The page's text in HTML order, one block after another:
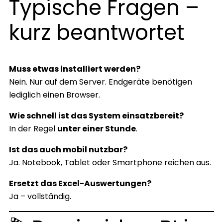
Typische Fragen –
kurz beantwortet
Muss etwas installiert werden?
Nein. Nur auf dem Server. Endgeräte benötigen
lediglich einen Browser.
Wie schnell ist das System einsatzbereit?
In der Regel unter einer Stunde.
Ist das auch mobil nutzbar?
Ja. Notebook, Tablet oder Smartphone reichen aus.
Ersetzt das Excel-Auswertungen?
Ja – vollständig.